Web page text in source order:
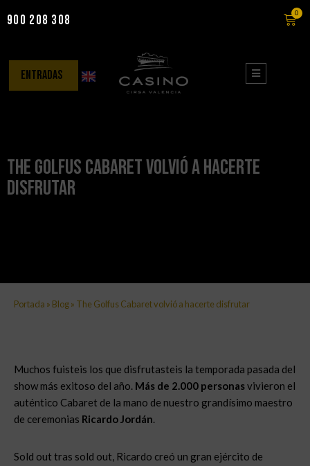
contenido
900 208 308 0
entradas
The Golfus Cabaret volvió a hacerte
disfrutar
Portada » Blog» The Golfus Cabaret volvió a hacerte disfrutar
Muchos fuisteis los que disfrutasteis la temporada pasada del
show más exitoso del año. Más de 2.000 personasvivieron el
auténtico Cabaret de la mano de nuestro grandísimo maestro
de ceremonias Ricardo Jordán.
Sold out tras sold out, Ricardo creó un gran ejército de